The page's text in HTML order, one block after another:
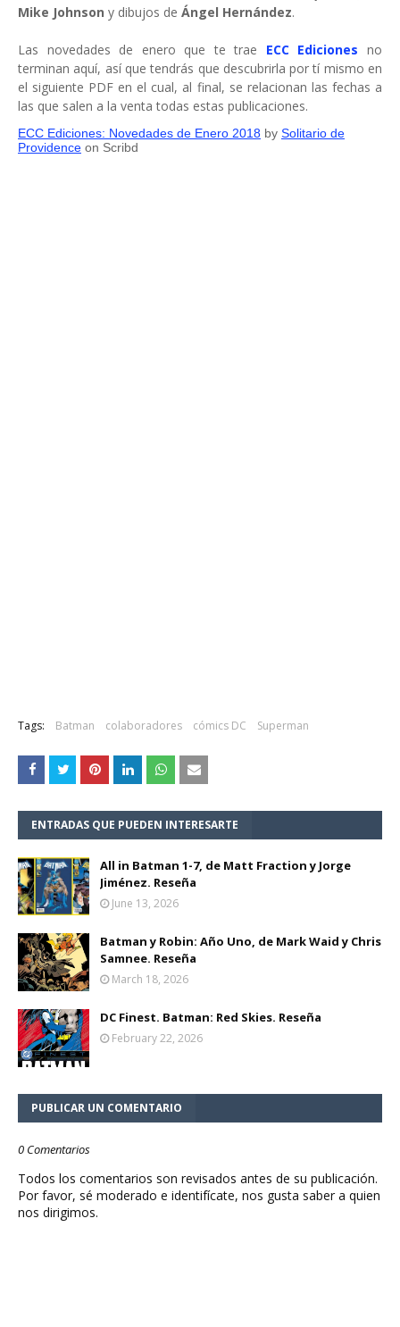
Mike Johnson y dibujos de Ángel Hernández.
Las novedades de enero que te trae ECC Ediciones no
terminan aquí, así que tendrás que descubrirla por tí mismo en
el siguiente PDF en el cual, al final, se relacionan las fechas a
las que salen a la venta todas estas publicaciones.
ECC Ediciones: Novedades de Enero 2018 by Solitario de
Providence on Scribd
Tags: Batman colaboradores cómics DC Superman
ENTRADAS QUE PUEDEN INTERESARTE
All in Batman 1-7, de Matt Fraction y Jorge
Jiménez. Reseña
June 13, 2026
Batman y Robin: Año Uno, de Mark Waid y Chris
Samnee. Reseña
March 18, 2026
DC Finest. Batman: Red Skies. Reseña
February 22, 2026
PUBLICAR UN COMENTARIO
0 Comentarios
Todos los comentarios son revisados antes de su publicación.
Por favor, sé moderado e identifícate, nos gusta saber a quien
nos dirigimos.